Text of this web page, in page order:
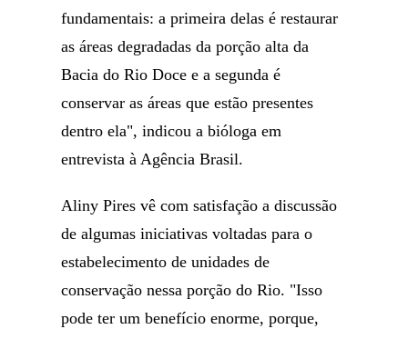
fundamentais: a primeira delas é restaurar
as áreas degradadas da porção alta da
Bacia do Rio Doce e a segunda é
conservar as áreas que estão presentes
dentro ela", indicou a bióloga em
entrevista à Agência Brasil.
Aliny Pires vê com satisfação a discussão
de algumas iniciativas voltadas para o
estabelecimento de unidades de
conservação nessa porção do Rio. "Isso
pode ter um benefício enorme, porque,